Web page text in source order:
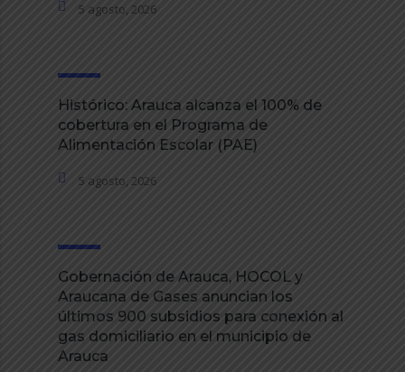
5 agosto, 2026
Histórico: Arauca alcanza el 100% de
cobertura en el Programa de
Alimentación Escolar (PAE)
5 agosto, 2026
Gobernación de Arauca, HOCOL y
Araucana de Gases anuncian los
últimos 900 subsidios para conexión al
gas domiciliario en el municipio de
Arauca